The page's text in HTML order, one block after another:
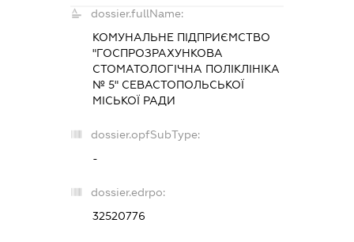
dossier.fullName:
КОМУНАЛЬНЕ ПІДПРИЄМСТВО
"ГОСПРОЗРАХУНКОВА
СТОМАТОЛОГІЧНА ПОЛІКЛІНІКА
№ 5" СЕВАСТОПОЛЬСЬКОЇ
МІСЬКОЇ РАДИ
dossier.opfSubType:
-
dossier.edrpo:
32520776